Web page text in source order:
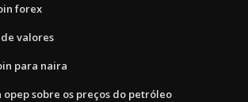
forex
valores
para naira
sobre os preços do petróleo